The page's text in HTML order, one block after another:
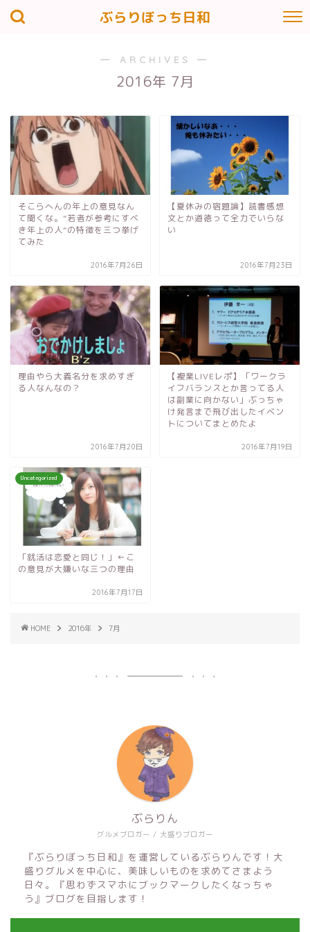
ぶらりぼっち日和
― ARCHIVES ―
2016年 7月
そこらへんの年上の意見なん
て聞くな。”若者が参考にすべ
き年上の人”の特徴を三つ挙げ
てみた
2016年7月26日
【夏休みの宿題論】読書感想
文とか道徳って全力でいらな
い
2016年7月23日
理由やら大義名分を求めすぎ
る人なんなの？
2016年7月20日
【複業LIVEレポ】「ワークラ
イフバランスとか言ってる人
は副業に向かない」ぶっちゃ
け発言まで飛び出したイベン
トについてまとめたよ
2016年7月19日
Uncategorized
「就活は恋愛と同じ！」←こ
の意見が大嫌いな三つの理由
2016年7月17日
HOME 2016年 7月
グルメブロガー / 大盛りブロガー
ぶらりん
『ぶらりぼっち日和』を運営しているぶらりんです！大
盛りグルメを中心に、美味しいものを求めてさまよう
日々。『思わずスマホにブックマークしたくなっちゃ
う』ブログを目指します！